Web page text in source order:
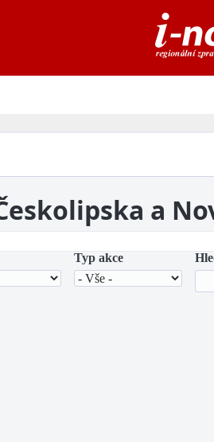
a
Typ akce